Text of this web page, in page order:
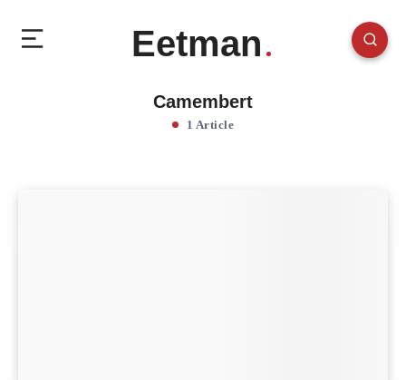
Eetman
Camembert
1 Article